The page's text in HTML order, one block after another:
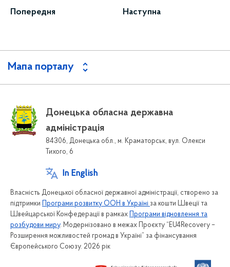
Попередня Наступна
Мапа порталу
Донецька обласна державна
адміністрація
84306, Донецька обл., м. Краматорськ, вул. Олекси
Тихого, 6
In English
Власність Донецької обласної державної адміністрації, створено за
підтримки Програми розвитку ООН в Україні за кошти Швеції та
Швейцарської Конфедерації в рамках Програми відновлення та
розбудови миру. Модернізовано в межах Проєкту “EU4Recovery –
Розширення можливостей громад в Україні” за фінансування
Європейського Союзу. 2026 рік